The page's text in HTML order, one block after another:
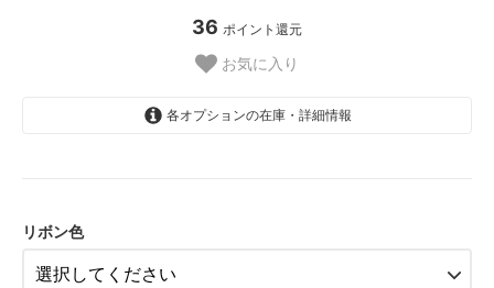
36 ポイント還元
お気に入り
各オプションの在庫・詳細情報
リボン色